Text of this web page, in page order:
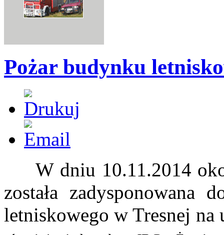
Pożar budynku
W dniu 10.11.2014
została zadysponowana
letniskowego w Tresnej